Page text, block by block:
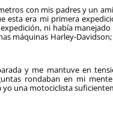
con mis padres y un
esta era mi primera
ni había
máquinas Harley-
y me mantuve en
rondaban en mi
yo una motociclista